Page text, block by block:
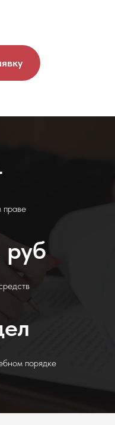
праве
порядке